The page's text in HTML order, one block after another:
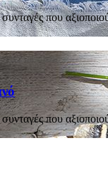
που
που